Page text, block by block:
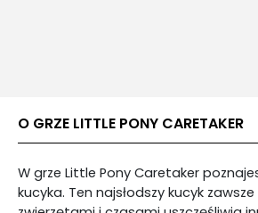
O GRZE LITTLE PONY CARETAKER
W grze Little Pony Caretaker
kucyka. Ten najsłodszy kucyk